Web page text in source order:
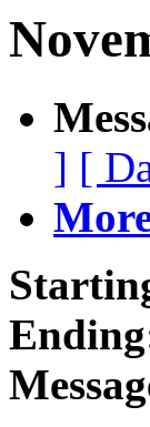
] [